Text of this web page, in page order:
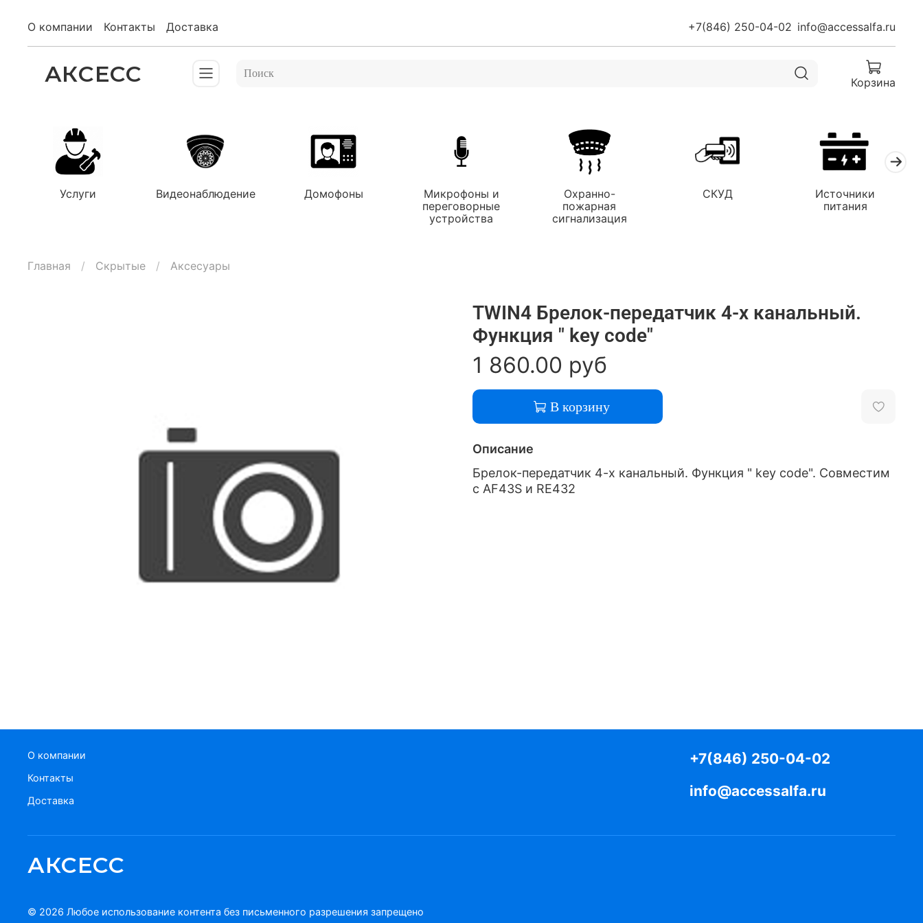
О компании Контакты Доставка +7(846) 250-04-02 info@accessalfa.ru
АКСЕСС Корзина
Услуги Видеонаблюдение Домофоны
Микрофоны и
переговорные
устройства
Охранно-
пожарная
сигнализация
СКУД
Источники
питания
Главная Скрытые Аксесуары
TWIN4 Брелок-передатчик 4-х канальный.
Функция " key code"
1 860.00 руб
В корзину
Описание
Брелок-передатчик 4-х канальный. Функция " key code". Совместим
с AF43S и RE432
О компании
Контакты
Доставка
+7(846) 250-04-02
info@accessalfa.ru
АКСЕСС
© 2026 Любое использование контента без письменного разрешения запрещено